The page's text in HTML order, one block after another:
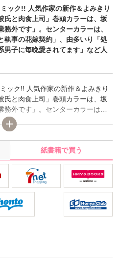
ック!! 人気作家の新作＆よみきり
と肉食上司」巻頭カラーは、坂
外です」。センターカラーは、
執事の花嫁契約」、由多いり「処
男子に毎晩愛されてます」など人
ック!! 人気作家の新作＆よみきり
と肉食上司」巻頭カラーは、坂
外です」。センターカラーは、
執事の花嫁契約」、由多いり「処
男子に毎晩愛されてます」など人
紙書籍で買う